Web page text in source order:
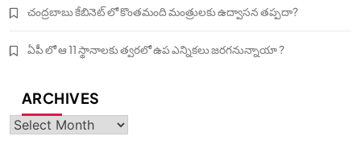
చంద్రబాబు కేబినెట్ లో కొంతమంది మంత్రులకు ఉద్వాసన తప్పదా?
ఏపీ లో ఆ 11 స్థానాలకు త్వరలో ఉప ఎన్నికలు జరగనున్నాయా ?
ARCHIVES
Archives